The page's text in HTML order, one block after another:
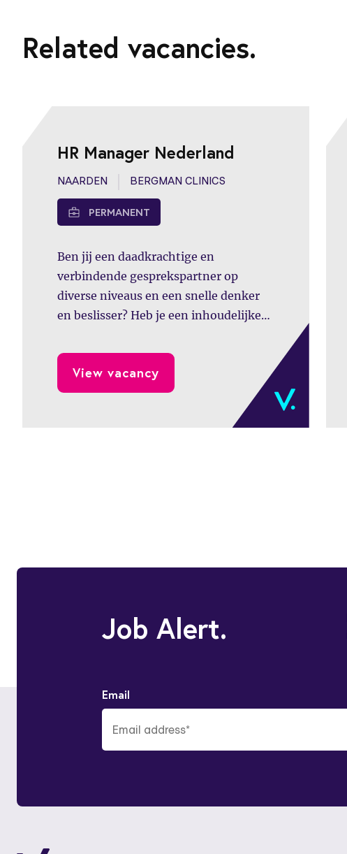
Related vacancies.
HR Manager Nederland
NAARDEN BERGMAN CLINICS
PERMANENT
Ben jij een daadkrachtige en
verbindende gesprekspartner op
diverse niveaus en een snelle denker
en beslisser? Heb je een inhoudelijke
weet je dit samen met je team te
vertalen naar een duidelijke strategie
en concrete acties? Als Manager HR
Advisory bij Bergman Clinics werk je
View vacancy
Job Alert.
Email